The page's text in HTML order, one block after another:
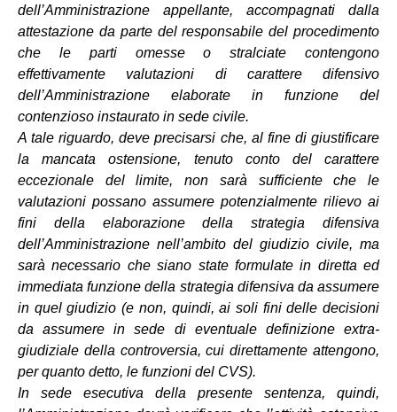
dell’Amministrazione appellante, accompagnati dalla
attestazione da parte del responsabile del procedimento
che le parti omesse o stralciate contengono
effettivamente valutazioni di carattere difensivo
dell’Amministrazione elaborate in funzione del
contenzioso instaurato in sede civile.
A tale riguardo, deve precisarsi che, al fine di giustificare
la mancata ostensione, tenuto conto del carattere
eccezionale del limite, non sarà sufficiente che le
valutazioni possano assumere potenzialmente rilievo ai
fini della elaborazione della strategia difensiva
dell’Amministrazione nell’ambito del giudizio civile, ma
sarà necessario che siano state formulate in diretta ed
immediata funzione della strategia difensiva da assumere
in quel giudizio (e non, quindi, ai soli fini delle decisioni
da assumere in sede di eventuale definizione extra-
giudiziale della controversia, cui direttamente attengono,
per quanto detto, le funzioni del CVS).
In sede esecutiva della presente sentenza, quindi,